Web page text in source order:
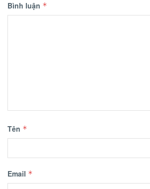
Bình luận *
Tên *
Email *